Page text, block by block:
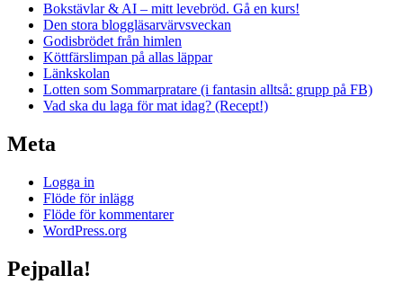
Bokstävlar & AI – mitt levebröd. Gå en kurs!
Den stora bloggläsarvärvsveckan
Godisbrödet från himlen
Köttfärslimpan på allas läppar
Länkskolan
Lotten som Sommarpratare (i fantasin alltså: grupp på FB)
Vad ska du laga för mat idag? (Recept!)
Meta
Logga in
Flöde för inlägg
Flöde för kommentarer
WordPress.org
Pejpalla!